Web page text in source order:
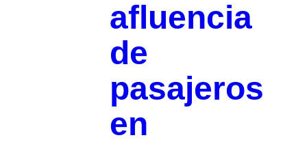
afluencia
de
pasajeros
en